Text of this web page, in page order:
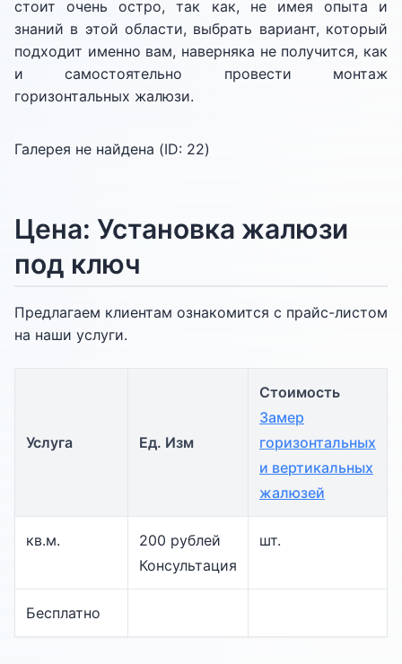
стоит очень остро, так как, не имея опыта и
знаний в этой области, выбрать вариант, который
подходит именно вам, наверняка не получится, как
и самостоятельно провести монтаж
горизонтальных жалюзи.
Галерея не найдена (ID: 22)
Цена: Установка жалюзи
под ключ
Предлагаем клиентам ознакомится с прайс-листом
на наши услуги.
Услуга Ед. Изм
Стоимость
Замер
горизонтальных
и вертикальных
жалюзей
кв.м.
200 рублей
Консультация
шт.
Бесплатно